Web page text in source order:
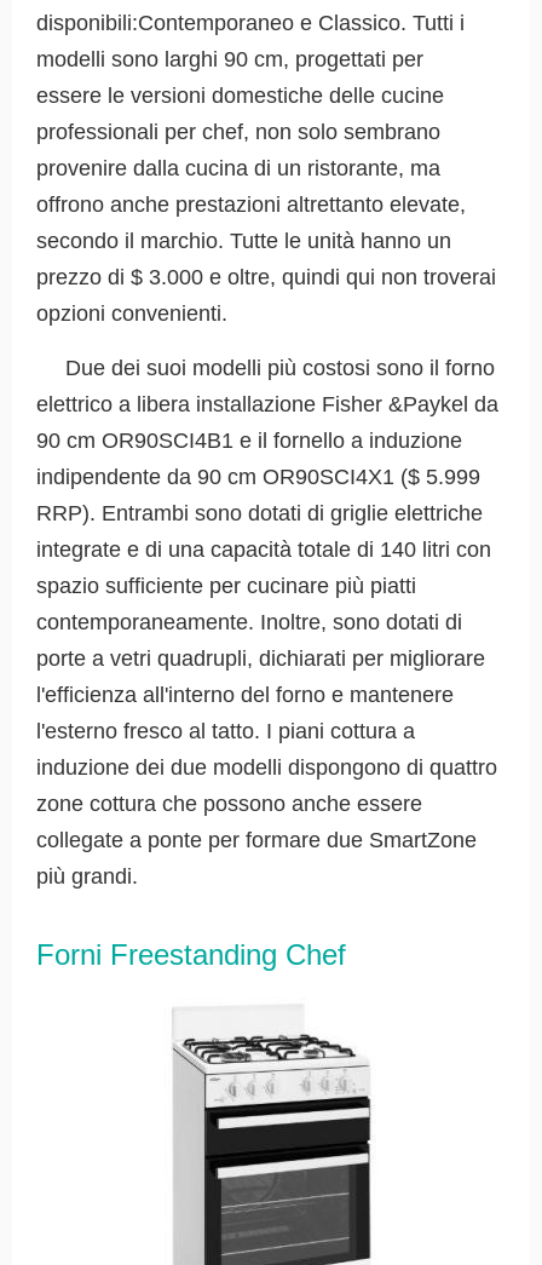
disponibili:Contemporaneo e Classico. Tutti i
modelli sono larghi 90 cm, progettati per
essere le versioni domestiche delle cucine
professionali per chef, non solo sembrano
provenire dalla cucina di un ristorante, ma
offrono anche prestazioni altrettanto elevate,
secondo il marchio. Tutte le unità hanno un
prezzo di $ 3.000 e oltre, quindi qui non troverai
opzioni convenienti.
Due dei suoi modelli più costosi sono il forno
elettrico a libera installazione Fisher &Paykel da
90 cm OR90SCI4B1 e il fornello a induzione
indipendente da 90 cm OR90SCI4X1 ($ 5.999
RRP). Entrambi sono dotati di griglie elettriche
integrate e di una capacità totale di 140 litri con
spazio sufficiente per cucinare più piatti
contemporaneamente. Inoltre, sono dotati di
porte a vetri quadrupli, dichiarati per migliorare
l'efficienza all'interno del forno e mantenere
l'esterno fresco al tatto. I piani cottura a
induzione dei due modelli dispongono di quattro
zone cottura che possono anche essere
collegate a ponte per formare due SmartZone
più grandi.
Forni Freestanding Chef